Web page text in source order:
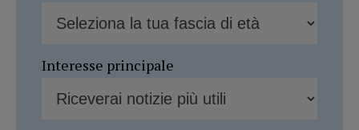
Interesse principale